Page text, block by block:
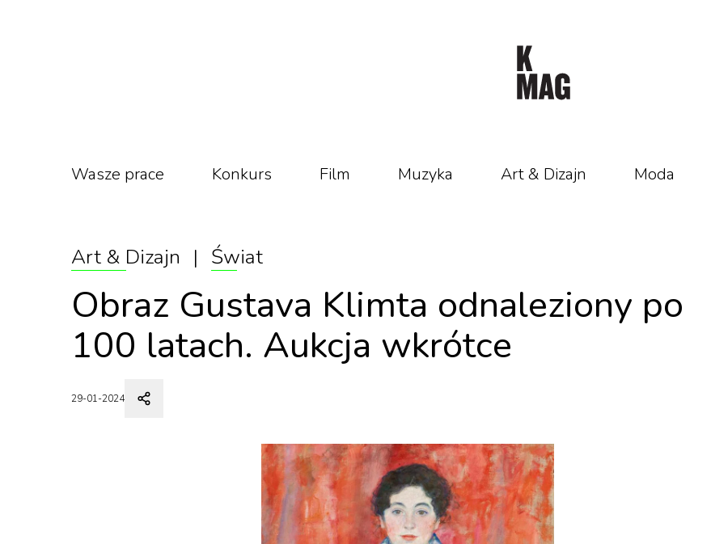
Wasze prace Konkurs Film Muzyka Art & Dizajn Moda
Art & Dizajn | Świat
Obraz Gustava Klimta odnaleziony po
100 latach. Aukcja wkrótce
29-01-2024